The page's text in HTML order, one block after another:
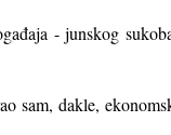
- junskog
sam, dakle,